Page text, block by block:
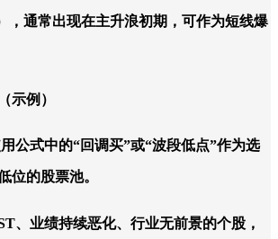
，通常出现在主升浪初期，可作为短线爆
示例）
公式中的“回调买”或“波段低点”作为选
位的股票池。
、业绩持续恶化、行业无前景的个股，